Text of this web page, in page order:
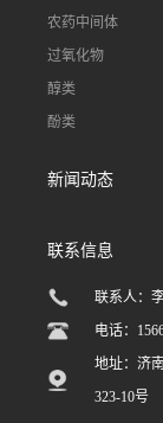
农药中间体
过氧化物
醇类
酚类
新闻动态
联系信息
联系人：
电话：
地址：济
323-10号